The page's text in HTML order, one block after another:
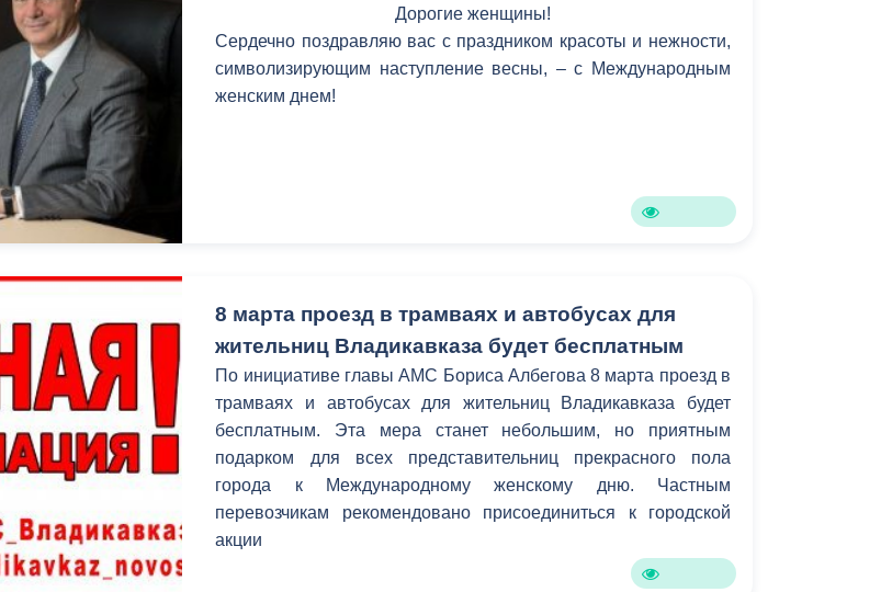
Дорогие женщины!
Сердечно поздравляю вас с праздником красоты и нежности,
символизирующим наступление весны, – с Международным
женским днем!
8 марта проезд в трамваях и автобусах для
жительниц Владикавказа будет бесплатным
По инициативе главы АМС Бориса Албегова 8 марта проезд в
трамваях и автобусах для жительниц Владикавказа будет
бесплатным. Эта мера станет небольшим, но приятным
подарком для всех представительниц прекрасного пола
города к Международному женскому дню. Частным
перевозчикам рекомендовано присоединиться к городской
акции